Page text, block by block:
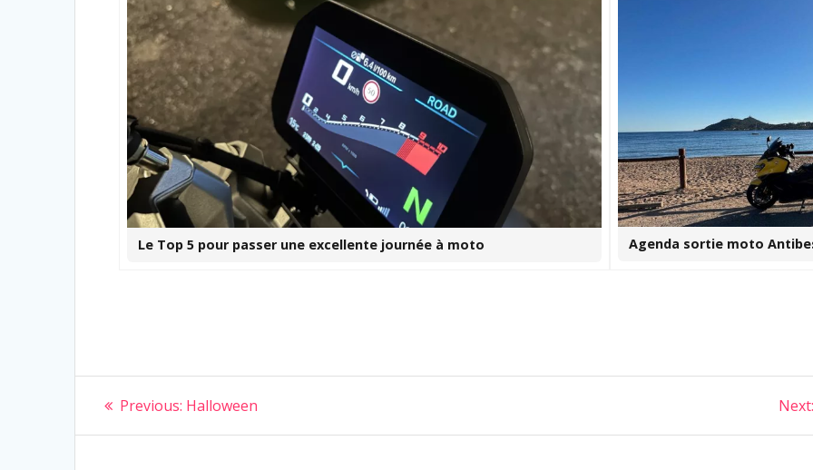
Le Top 5 pour passer une excellente journée à moto Agenda sortie moto
Navigation
de
Previous: Previous
Halloween Next: